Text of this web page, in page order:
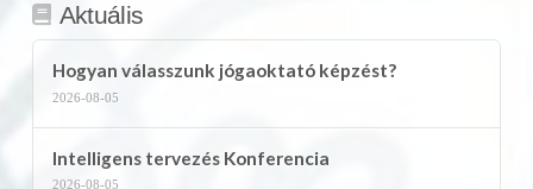
Aktuális
Hogyan válasszunk jógaoktató képzést?
2026-08-05
Intelligens tervezés Konferencia
2026-08-05